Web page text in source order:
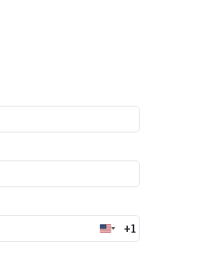
United
+1